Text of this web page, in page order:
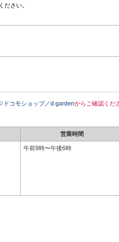
ださい。
ドコモショップ／d gardenからご確認くだ
営業時間
午前9時〜午後6時